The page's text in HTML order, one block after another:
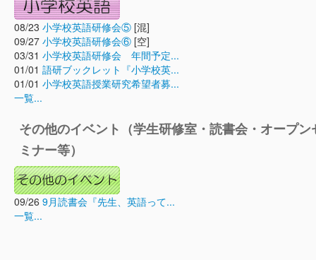
08/23 小学校英語研修会⑤ [混]
09/27 小学校英語研修会⑥ [空]
03/31 小学校英語研修会 年間予定...
01/01 語研ブックレット『小学校英...
01/01 小学校英語授業研究希望者募...
一覧...
その他のイベント（学生研修室・読書会・オープン
ミナー等）
09/26 9月読書会『先生、英語って...
一覧...